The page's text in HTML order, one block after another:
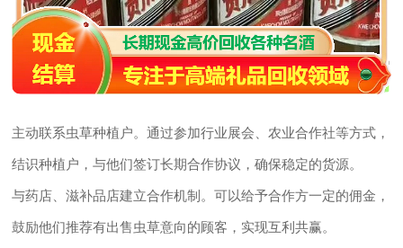
主动联系虫草种植户。通过参加行业展会、农业合作社等方式，
结识种植户，与他们签订长期合作协议，确保稳定的货源。
与药店、滋补品店建立合作机制。可以给予合作方一定的佣金，
鼓励他们推荐有出售虫草意向的顾客，实现互利共赢。